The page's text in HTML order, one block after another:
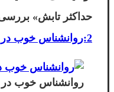
حداکثر تابش» بررسی
2:روانشناس خوب در اصفهان
روانشناس خوب در